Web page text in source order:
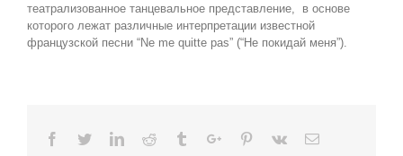
театрализованное танцевальное представление, в основе
которого лежат различные интерпретации известной
французской песни “Ne me quitte pas” (“Не покидай меня”).
Facebook
TwitterLinkedinReddit TumblrGoogle+Pinterest
Vk Email